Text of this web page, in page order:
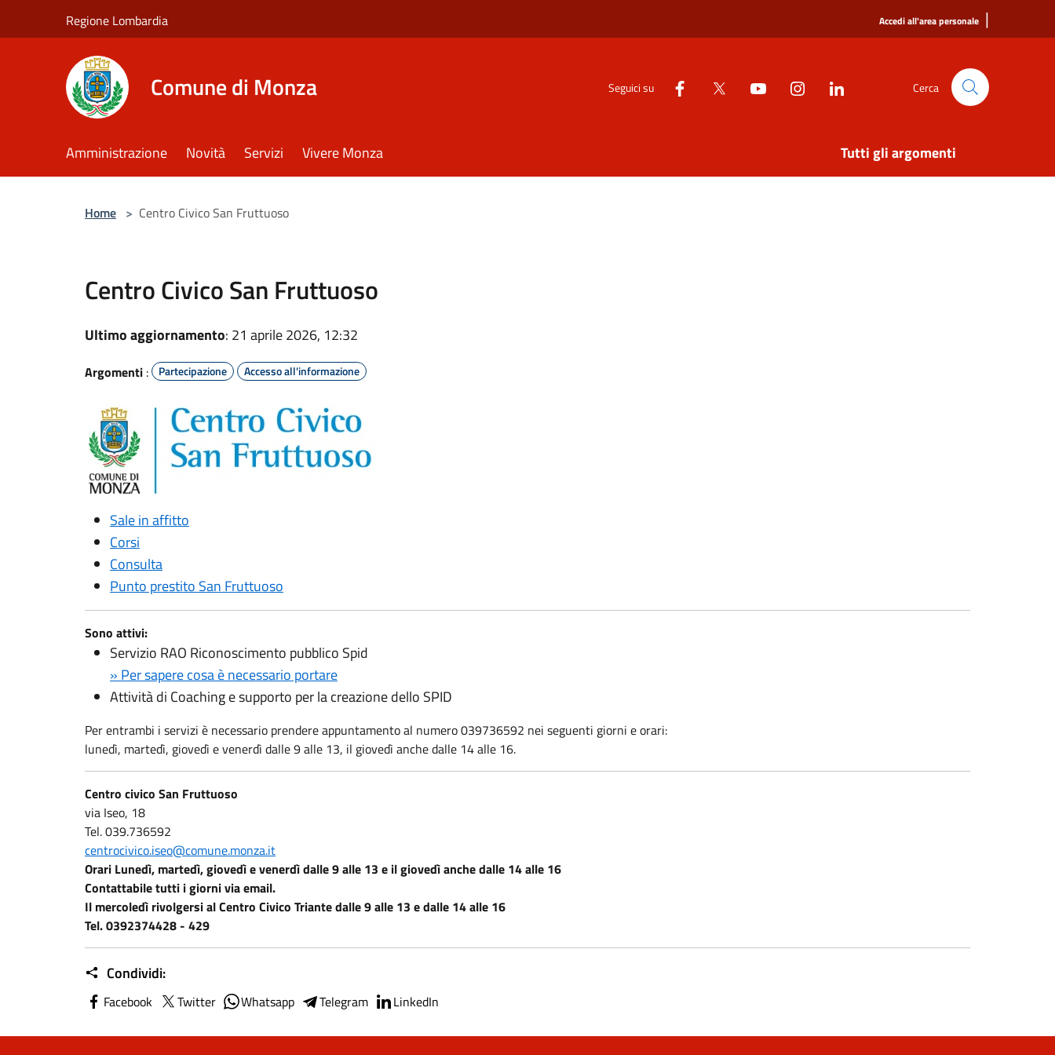
Regione Lombardia Accedi all'area personale |
Comune di Monza Seguici su Cerca
Amministrazione Novità Servizi Vivere Monza Tutti gli argomenti
Home > Centro Civico San Fruttuoso
Centro Civico San Fruttuoso
Ultimo aggiornamento: 21 aprile 2026, 12:32
Argomenti : Partecipazione Accesso all'informazione
Sale in affitto
Corsi
Consulta
Punto prestito San Fruttuoso
Sono attivi:
Servizio RAO Riconoscimento pubblico Spid
» Per sapere cosa è necessario portare
Attività di Coaching e supporto per la creazione dello SPID
Per entrambi i servizi è necessario prendere appuntamento al numero 039736592 nei seguenti giorni e orari:
lunedì, martedì, giovedì e venerdì dalle 9 alle 13, il giovedì anche dalle 14 alle 16.
Centro civico San Fruttuoso
via Iseo, 18
Tel. 039.736592
centrocivico.iseo@comune.monza.it
Orari Lunedì, martedì, giovedì e venerdì dalle 9 alle 13 e il giovedì anche dalle 14 alle 16
Contattabile tutti i giorni via email.
Il mercoledì rivolgersi al Centro Civico Triante dalle 9 alle 13 e dalle 14 alle 16
Tel.0392374428 - 429
Condividi:
Facebook Twitter Whatsapp Telegram LinkedIn